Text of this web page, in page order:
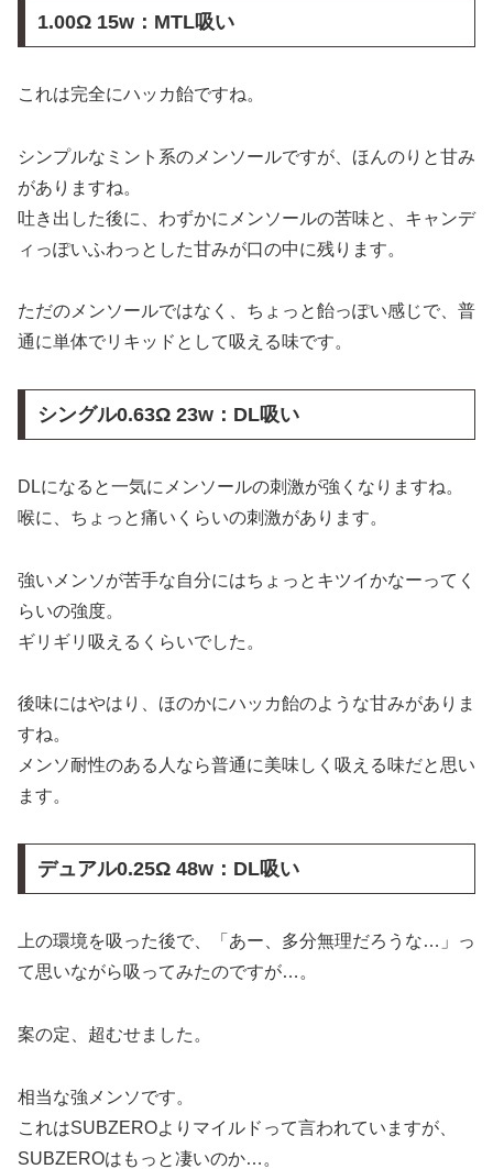
1.00Ω 15w：MTL吸い
これは完全にハッカ飴ですね。
シンプルなミント系のメンソールですが、ほんのりと甘み
がありますね。
吐き出した後に、わずかにメンソールの苦味と、キャンデ
ィっぽいふわっとした甘みが口の中に残ります。
ただのメンソールではなく、ちょっと飴っぽい感じで、普
通に単体でリキッドとして吸える味です。
シングル0.63Ω 23w：DL吸い
DLになると一気にメンソールの刺激が強くなりますね。
喉に、ちょっと痛いくらいの刺激があります。
強いメンソが苦手な自分にはちょっとキツイかなーってく
らいの強度。
ギリギリ吸えるくらいでした。
後味にはやはり、ほのかにハッカ飴のような甘みがありま
すね。
メンソ耐性のある人なら普通に美味しく吸える味だと思い
ます。
デュアル0.25Ω 48w：DL吸い
上の環境を吸った後で、「あー、多分無理だろうな…」っ
て思いながら吸ってみたのですが…。
案の定、超むせました。
相当な強メンソです。
これはSUBZEROよりマイルドって言われていますが、
SUBZEROはもっと凄いのか…。